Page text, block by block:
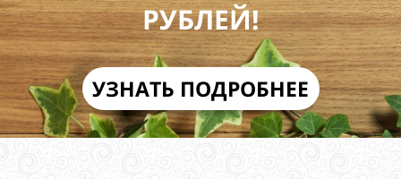
УЗНАТЬ ПОДРОБНЕЕ
РУБЛЕЙ!